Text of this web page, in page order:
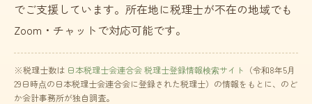
でご支援しています。所在地に税理士が不在の地域でも
Zoom・チャットで対応可能です。
※税理士数は 日本税理士会連合会 税理士登録情報検索サイト （令和8年5月
29日時点の日本税理士会連合会に登録された税理士）の情報をもとに、のど
か会計事務所が独自調査。